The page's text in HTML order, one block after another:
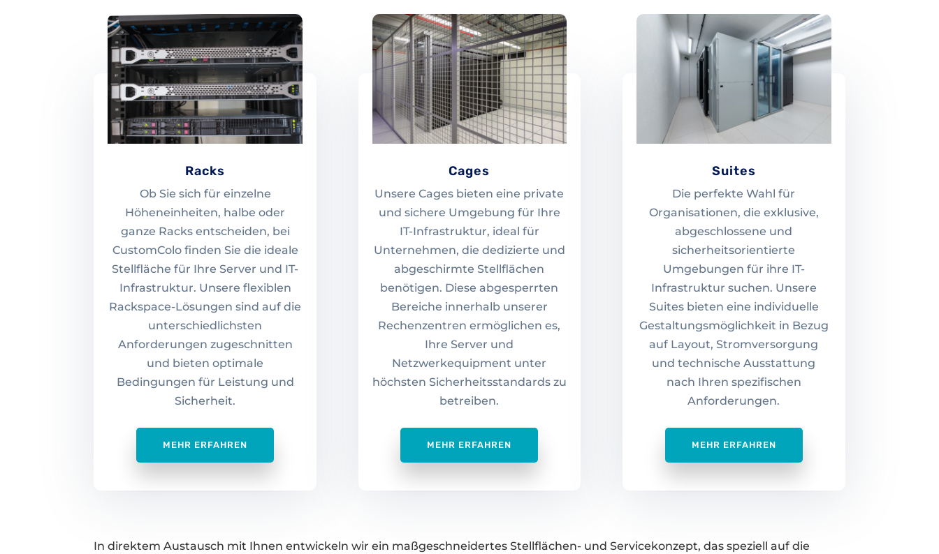
Racks
Ob Sie sich für einzelne
Höheneinheiten, halbe oder
ganze Racks entscheiden, bei
CustomColo finden Sie die ideale
Stellfläche für Ihre Server und IT-
Infrastruktur. Unsere flexiblen
Rackspace-Lösungen sind auf die
unterschiedlichsten
Anforderungen zugeschnitten
und bieten optimale
Bedingungen für Leistung und
Sicherheit.
MEHR ERFAHREN
Cages
Unsere Cages bieten eine private
und sichere Umgebung für Ihre
IT-Infrastruktur, ideal für
Unternehmen, die dedizierte und
abgeschirmte Stellflächen
benötigen. Diese abgesperrten
Bereiche innerhalb unserer
Rechenzentren ermöglichen es,
Ihre Server und
Netzwerkequipment unter
höchsten Sicherheitsstandards zu
betreiben.
MEHR ERFAHREN
Suites
Die perfekte Wahl für
Organisationen, die exklusive,
abgeschlossene und
sicherheitsorientierte
Umgebungen für ihre IT-
Infrastruktur suchen. Unsere
Suites bieten eine individuelle
Gestaltungsmöglichkeit in Bezug
auf Layout, Stromversorgung
und technische Ausstattung
nach Ihren spezifischen
Anforderungen.
MEHR ERFAHREN
In direktem Austausch mit Ihnen entwickeln wir ein maßgeschneidertes Stellflächen- und Servicekonzept, das speziell auf die